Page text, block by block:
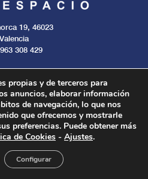
19, 46023
Valencia
308 429
reservados. 2024.
Privacidad
propias y de terceros para
anuncios, elaborar información
de navegación, lo que nos
que ofrecemos y mostrarle
preferencias. Puede obtener más
de Cookies - Ajustes.
Configurar